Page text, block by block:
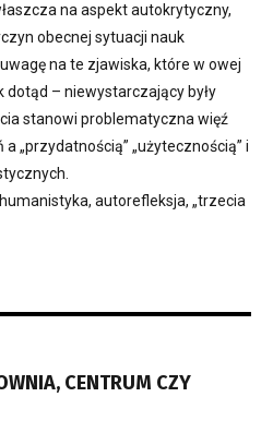
na aspekt autokrytyczny,
obecnej sytuacji nauk
na te zjawiska, które w owej
dotąd – niewystarczający były
stanowi problematyczna więź
„przydatnością” „użytecznością” i
autorefleksja, „trzecia
CENTRUM CZY